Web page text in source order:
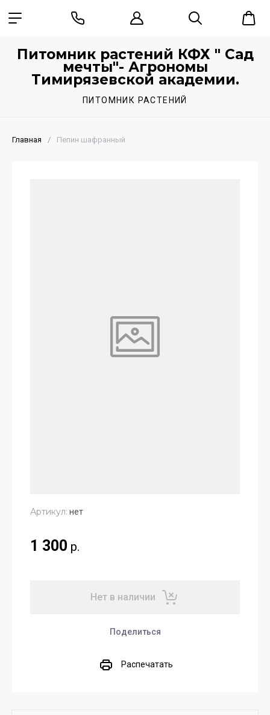
Питомник растений КФХ " Сад
мечты"- Агрономы
Тимирязевской академии.
ПИТОМНИК РАСТЕНИЙ
Главная / Пепин шафранный
Артикул: нет
1 300 р.
Нет в наличии
Поделиться
Распечатать